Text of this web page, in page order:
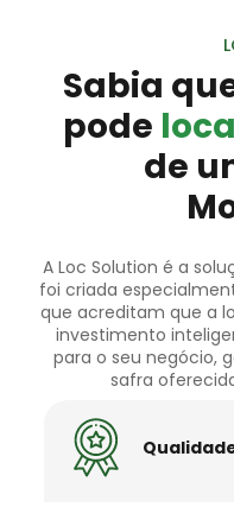
Sabia
pode
de
A Loc Solution é a
foi criada
que acreditam que a
investimento
para o seu negócio,
safra